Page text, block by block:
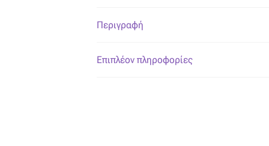
Περιγραφή
Επιπλέον πληροφορίες